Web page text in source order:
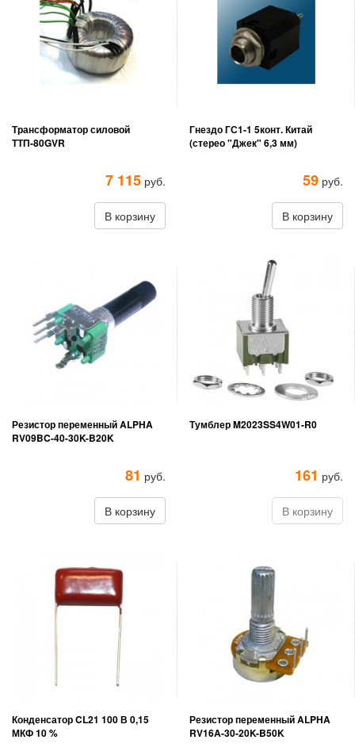
Трансформатор силовой
ТТП-80GVR
7 115 руб.
В корзину
Гнездо ГС1-1 5конт. Китай
(стерео "Джек" 6,3 мм)
59 руб.
В корзину
Резистор переменный ALPHA
RV09BC-40-30K-B20K
81 руб.
В корзину
Тумблер M2023SS4W01-R0
161 руб.
В корзину
Конденсатор CL21 100 В 0,15
МКФ 10 %
Резистор переменный ALPHA
RV16A-30-20K-B50K